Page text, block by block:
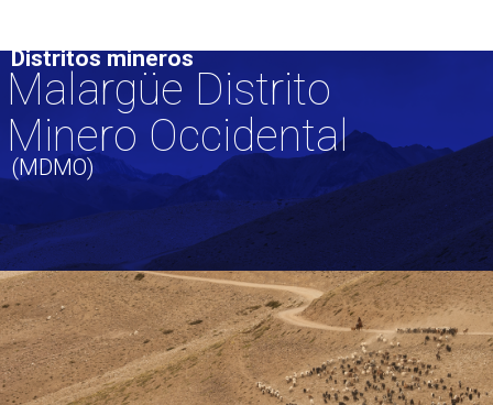
Distritos mineros
Malargüe Distrito
Minero Occidental
(MDMO)